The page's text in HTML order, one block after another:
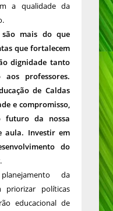
a qualidade da
são mais do que
que fortalecem
dignidade tanto
professores.
de Caldas
e compromisso,
futuro da nossa
aula. Investir em
do
da
priorizar políticas
educacional de